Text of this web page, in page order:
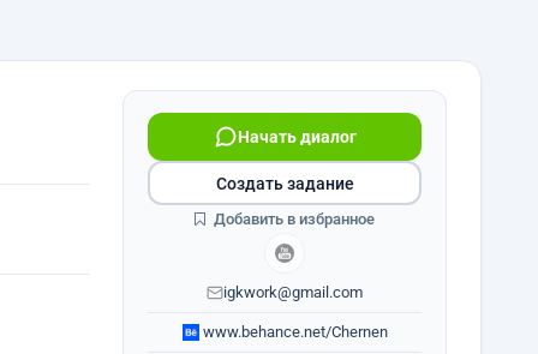
Начать диалог
igkwork@gmail.com
www.behance.net/Chernen
Создать задание
Добавить в избранное